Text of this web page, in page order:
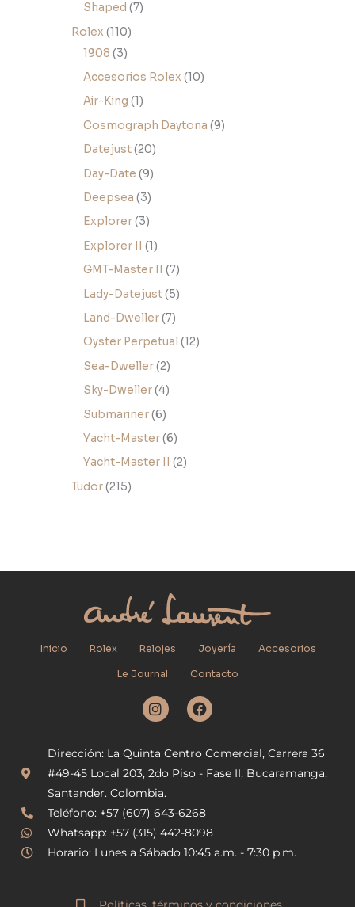
Shaped 7
Rolex 110
1908 3
Accesorios Rolex 10
Air-King 1
Cosmograph Daytona 9
Datejust 20
Day-Date 9
Deepsea 3
Explorer 3
Explorer II
1
GMT-Master II
7
Lady-Datejust 5
Land-Dweller 7
Oyster Perpetual 12
Sea-Dweller 2
Sky-Dweller 4
Submariner 6
Yacht-Master 6
Yacht-Master II 2
Tudor 215
Inicio Rolex Relojes Joyería
Accesorios
Le Journal
Contacto
I
n
a
g
r
a
m
F
a
b
o
Dirección: La Quinta Centro Comercial, Carrera 36
#49-45 Local 203, 2do Piso - Fase II, Bucaramanga,
Santander. Colombia.
Teléfono: +57 (607) 643-6268
Whatsapp: +57 (315) 442-8098
Horario: Lunes a Sábado 10:45 a.m. - 7:30 p.m.